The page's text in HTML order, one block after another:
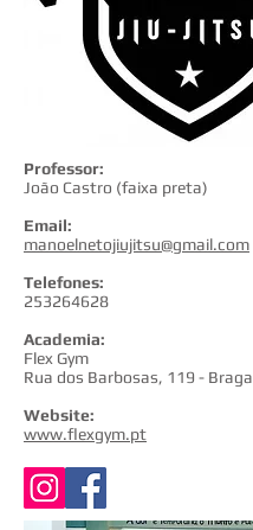
Professor:
João Castro (faixa preta)
Email:
manoelnetojiujitsu@gmail.com
Telefones:
253264628
Academia:
Flex Gym
Rua dos Barbosas, 119 - Braga
Website:
www.flexgym.pt